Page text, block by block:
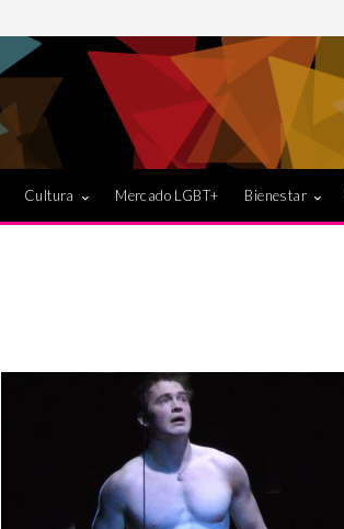
Cultura Mercado LGBT+ Bienestar